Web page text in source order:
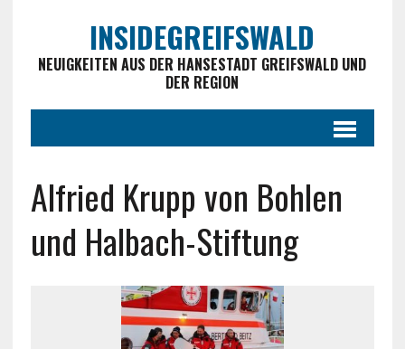
INSIDEGREIFSWALD
NEUIGKEITEN AUS DER HANSESTADT GREIFSWALD UND
DER REGION
Alfried Krupp von Bohlen
und Halbach-Stiftung